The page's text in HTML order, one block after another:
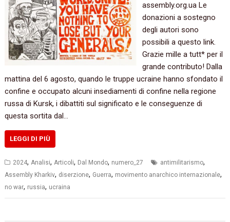
assembly.org.ua Le
donazioni a sostegno
degli autori sono
possibili a questo link.
Grazie mille a tutt* per il
grande contributo! Dalla
mattina del 6 agosto, quando le truppe ucraine hanno sfondato il
confine e occupato alcuni insediamenti di confine nella regione
russa di Kursk, i dibattiti sul significato e le conseguenze di
questa sortita dal…
LEGGI DI PIÙ
2024,Analisi,Articoli, Dal Mondo, numero_27 antimilitarismo,
Assembly Kharkiv, diserzione, Guerra, movimento anarchico internazionale,
no war, russia, ucraina